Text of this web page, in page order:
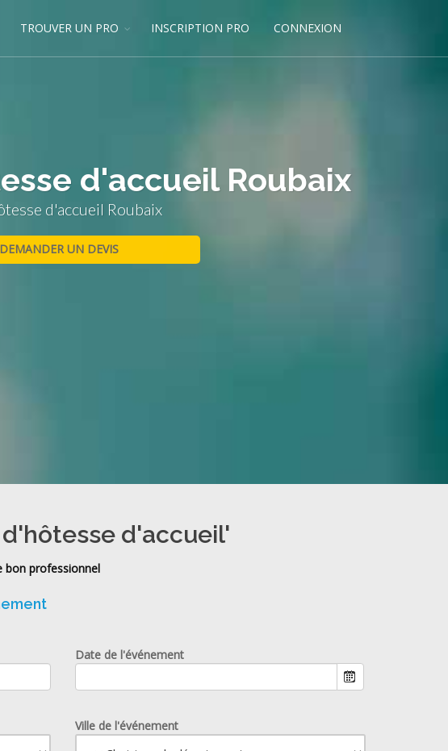
TROUVER UN PRO INSCRIPTION PRO CONNEXION
d'accueil Roubaix
d'accueil Roubaix
d'accueil'
bon professionnel
Date de l'événement
Ville de l'événement